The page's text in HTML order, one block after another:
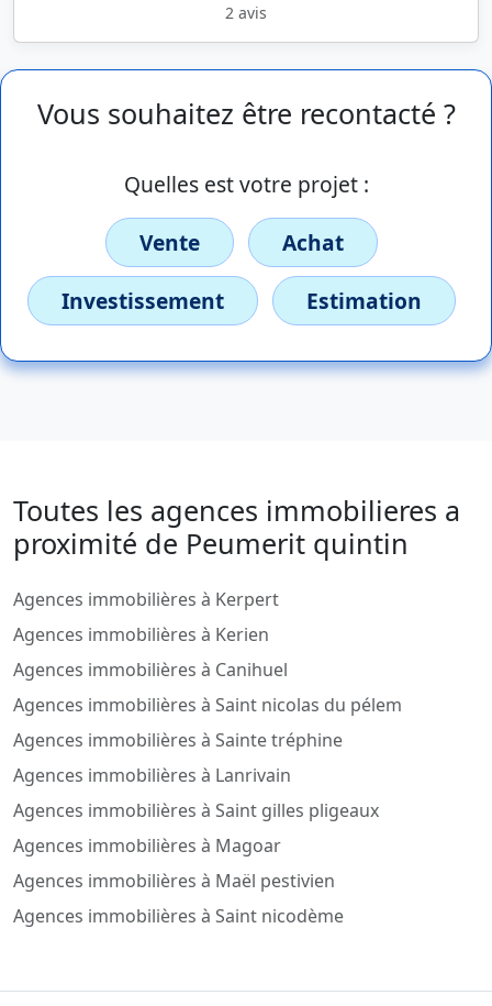
2 avis
Vous souhaitez être recontacté ?
Quelles est votre projet :
Vente
Achat
Investissement
Estimation
Toutes les agences immobilieres a
proximité de Peumerit quintin
Agences immobilières à Kerpert
Agences immobilières à Kerien
Agences immobilières à Canihuel
Agences immobilières à Saint nicolas du pélem
Agences immobilières à Sainte tréphine
Agences immobilières à Lanrivain
Agences immobilières à Saint gilles pligeaux
Agences immobilières à Magoar
Agences immobilières à Maël pestivien
Agences immobilières à Saint nicodème